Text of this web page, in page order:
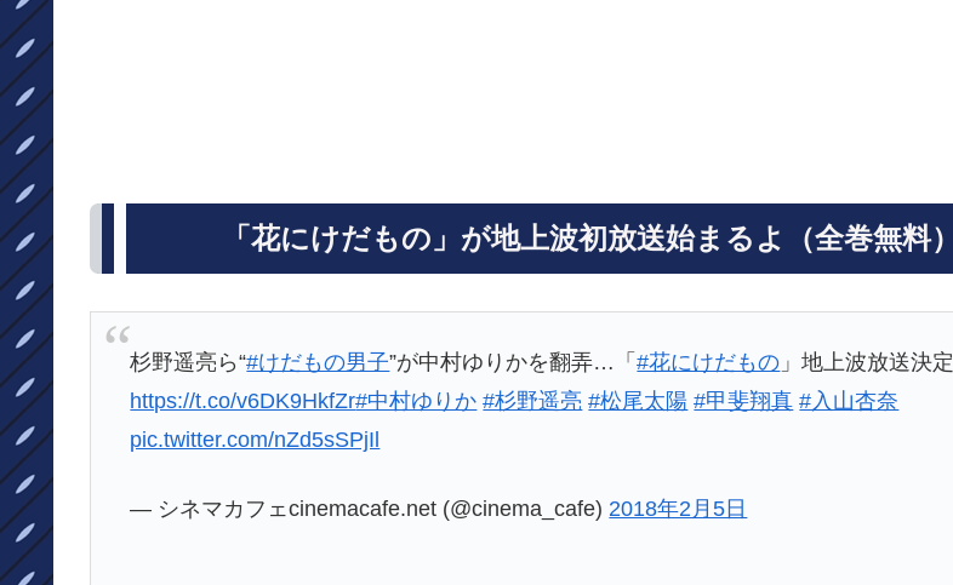
「花にけだもの」が地上波初放送始まるよ（全巻無料）
杉野遥亮ら“#けだもの男子”が中村ゆりかを翻弄…「#花にけだもの 」地上波放送決定
https://t.co/v6DK9HkfZr#中村ゆりか #杉野遥亮 #松尾太陽 #甲斐翔真 #入山杏奈
pic.twitter.com/nZd5sSPjIl
— シネマカフェcinemacafe.net (@cinema_cafe) 2018年2月5日